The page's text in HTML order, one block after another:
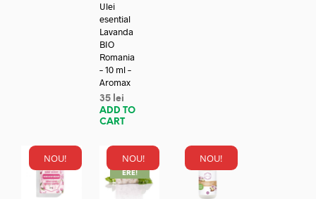
Ulei
esential
Lavanda
BIO
Romania
– 10 ml –
Aromax
35 lei
ADD TO
CART
NOU! NOU!
REDUC
ERE!
NOU!